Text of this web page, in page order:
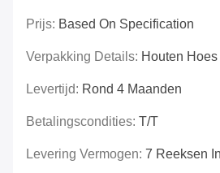
Prijs: Based On Specification
Verpakking Details: Houten Hoes
Levertijd: Rond 4 Maanden
Betalingscondities: T/T
Levering Vermogen: 7 Reeksen